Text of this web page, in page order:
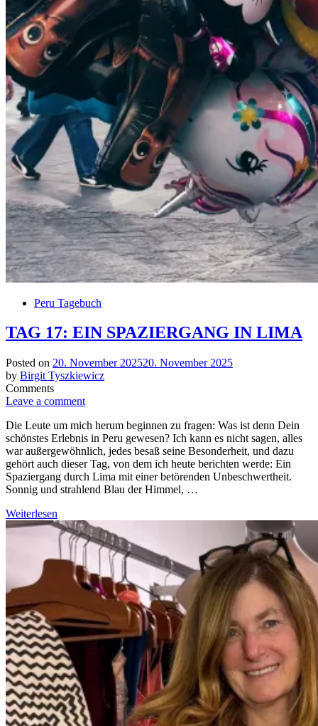
Peru Tagebuch
TAG 17: EIN SPAZIERGANG IN LIMA
Posted on 20. November 202520. November 2025
by Birgit Tyszkiewicz
Comments
Leave a comment
Die Leute um mich herum beginnen zu fragen: Was ist denn Dein
schönstes Erlebnis in Peru gewesen? Ich kann es nicht sagen, alles
war außergewöhnlich, jedes besaß seine Besonderheit, und dazu
gehört auch dieser Tag, von dem ich heute berichten werde: Ein
Spaziergang durch Lima mit einer betörenden Unbeschwertheit.
Sonnig und strahlend Blau der Himmel, …
Weiterlesen